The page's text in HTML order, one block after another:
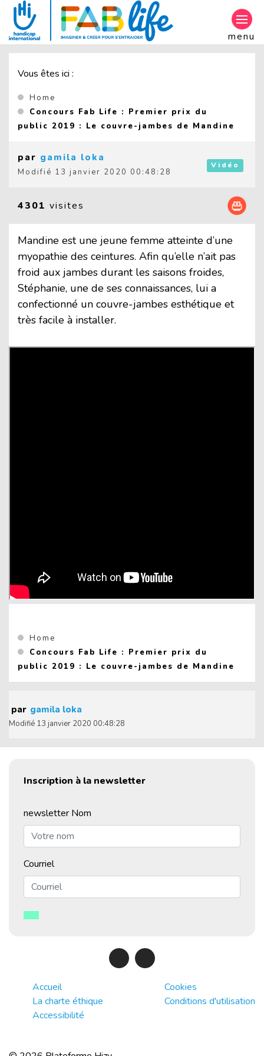
Aller au contenu principal
menu
Vous êtes ici :
Home
Concours Fab Life : Premier prix du
public 2019 : Le couvre-jambes de Mandine
par gamila loka
Modifié 13 janvier 2020 00:48:28
Vidéo
4301 visites
Mandine est une jeune femme atteinte d’une
myopathie des ceintures. Afin qu’elle n’ait pas
froid aux jambes durant les saisons froides,
Stéphanie, une de ses connaissances, lui a
confectionné un couvre-jambes esthétique et
très facile à installer.
Vous êtes ici :
Home
Concours Fab Life : Premier prix du
public 2019 : Le couvre-jambes de Mandine
par gamila loka
Modifié 13 janvier 2020 00:48:28
Inscription à la newsletter
newsletter Nom
Courriel
Accueil
La charte éthique
Accessibilité
Cookies
Conditions d'utilisation